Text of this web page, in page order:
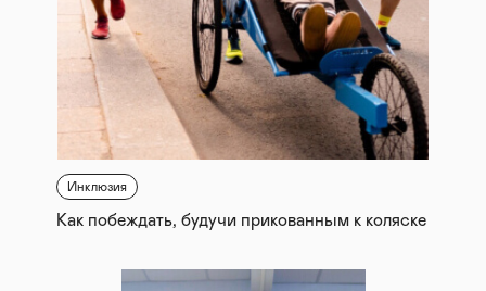
Инклюзия
Как побеждать, будучи прикованным к коляске